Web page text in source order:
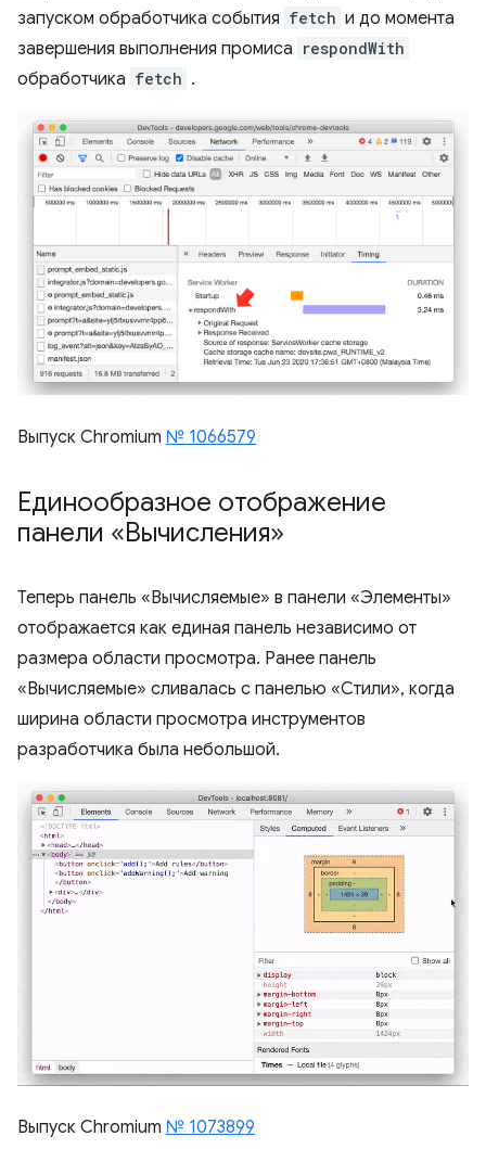
запуском обработчика события fetch и до момента
завершения выполнения промиса respondWith
обработчика fetch .
Выпуск Chromium № 1066579
Единообразное отображение
панели «Вычисления»
Теперь панель «Вычисляемые» в панели «Элементы»
отображается как единая панель независимо от
размера области просмотра. Ранее панель
«Вычисляемые» сливалась с панелью «Стили», когда
ширина области просмотра инструментов
разработчика была небольшой.
Выпуск Chromium № 1073899